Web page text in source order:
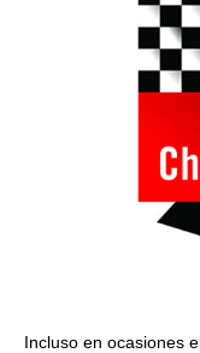
Incluso en ocasiones